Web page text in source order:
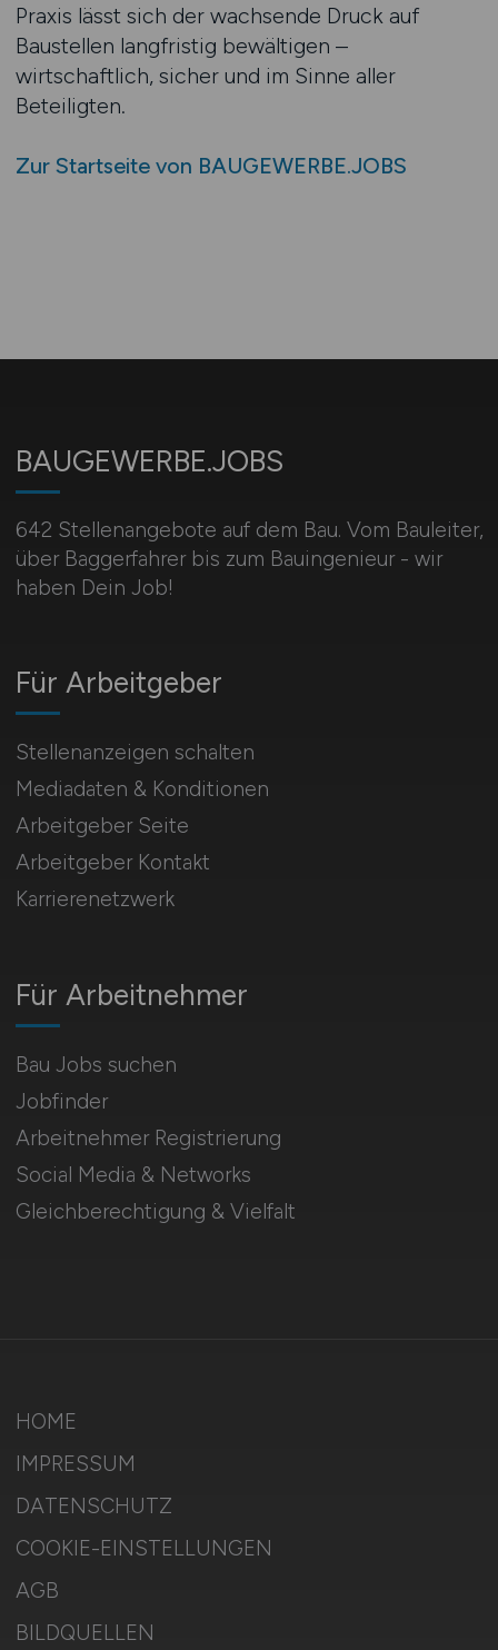
Praxis lässt sich der wachsende Druck auf
Baustellen langfristig bewältigen –
wirtschaftlich, sicher und im Sinne aller
Beteiligten.
Zur Startseite von BAUGEWERBE.JOBS
BAUGEWERBE.JOBS
642 Stellenangebote auf dem Bau. Vom Bauleiter,
über Baggerfahrer bis zum Bauingenieur - wir
haben Dein Job!
Für Arbeitnehmer
Bau Jobs suchen
Jobfinder
Arbeitnehmer Registrierung
Social Media & Networks
Gleichberechtigung & Vielfalt
Für Arbeitgeber
Stellenanzeigen schalten
Mediadaten & Konditionen
Arbeitgeber Seite
Arbeitgeber Kontakt
Karrierenetzwerk
HOME
IMPRESSUM
DATENSCHUTZ
COOKIE-EINSTELLUNGEN
AGB
BILDQUELLEN